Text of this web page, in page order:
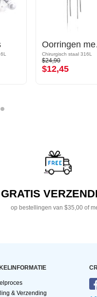
Chirurgisch staal 316L
$24,90
$12,45
GRATIS
op bestellingen van $35,00 of
& Verzending